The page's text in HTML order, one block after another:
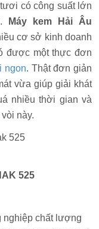
có công suất lớn
Máy kem Hải Âu
cơ sở kinh doanh
được một thực đơn
ngon. Thật đơn giản
vừa giúp giải khát
nhiều thời gian và
này.
525
nghiệp chất lượng